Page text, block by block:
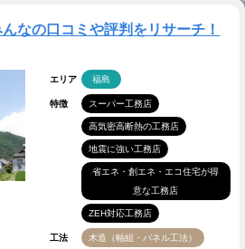
なの口コミや評判をリサーチ！
エリア 福島
特徴 スーパー工務店
高気密高断熱の工務店
地震に強い工務店
省エネ・創エネ・エコ住宅が得
意な工務店
ZEH対応工務店
工法 木造（軸組・パネル工法）